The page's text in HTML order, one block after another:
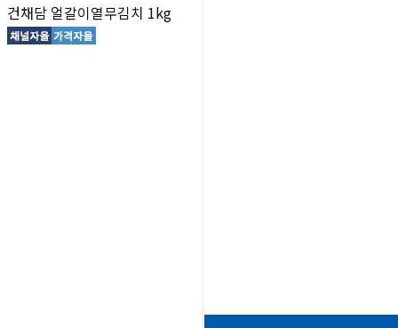
건채담 얼갈이열무김치 1kg